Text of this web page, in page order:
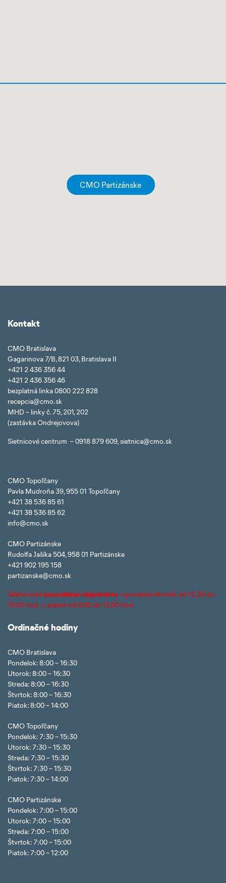
CMO Partizánske
Kontakt
CMO Bratislava
Gagarinova 7/B, 821 03, Bratislava II
+421 2 436 356 44
+421 2 436 356 46
bezplatná linka 0800 222 828
recepcia@cmo.sk
MHD – linky č. 75, 201, 202
(zastávka Ondrejovova)
Sietnicové centrum – 0918 879 609, sietnica@cmo.sk
CMO Topoľčany
Pavla Mudroňa 39, 955 01 Topoľčany
+421 38 536 85 61
+421 38 536 85 62
info@cmo.sk
CMO Partizánske
Rudolfa Jašíka 504, 958 01 Partizánske
+421 902 195 158
partizanske@cmo.sk
Telefonickékonzultácie/objednávkyv pondelok-štvrtok od 12:30 do
15.00 hod., v piatok od 8.00 do 12.00 hod.
Ordinačné hodiny
CMO Bratislava
Pondelok: 8:00 – 16:30
Utorok: 8:00 – 16:30
Streda: 8:00 – 16:30
Štvrtok: 8:00 – 16:30
Piatok: 8:00 – 14:00
CMO Topoľčany
Pondelok: 7:30 – 15:30
Utorok: 7:30 – 15:30
Streda: 7:30 – 15:30
Štvrtok: 7:30 – 15:30
Piatok: 7:30 – 14:00
CMO Partizánske
Pondelok: 7:00 – 15:00
Utorok: 7:00 – 15:00
Streda: 7:00 – 15:00
Štvrtok: 7:00 – 15:00
Piatok: 7:00 – 12:00